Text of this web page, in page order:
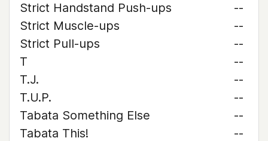
Strict Handstand Push-ups
--
Strict Muscle-ups
--
Strict Pull-ups
--
T
--
T.J.
--
T.U.P.
--
Tabata Something Else
--
Tabata This!
--